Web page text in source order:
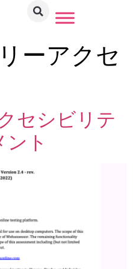
ーアクセ
セシビリテ
ント